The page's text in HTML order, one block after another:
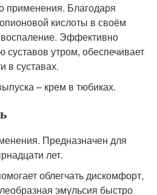
применения. Благодаря
кислоты в своём
Эффективно
суставов утром, обеспечивает
в суставах.
– крем в тюбиках.
Предназначен для
лет.
облегчать дискомфорт,
эмульсия быстро